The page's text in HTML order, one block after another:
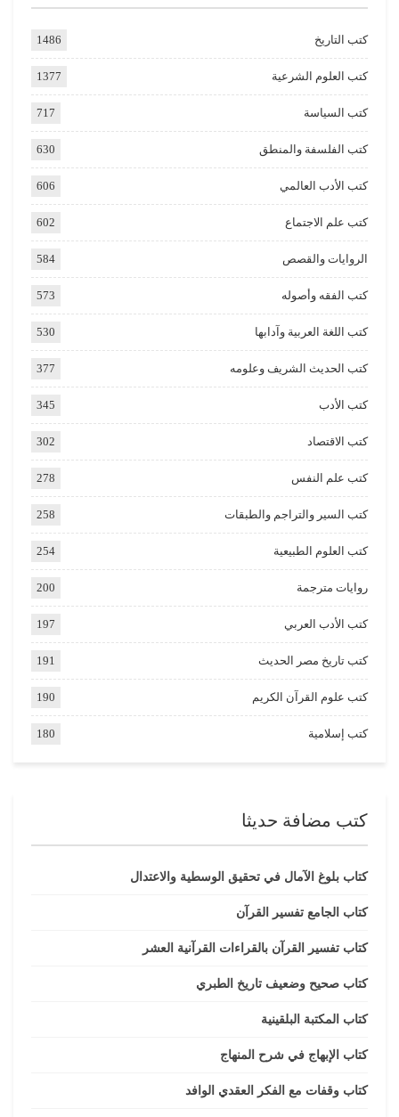
كتب التاريخ 1486
كتب العلوم الشرعية 1377
كتب السياسة 717
كتب الفلسفة والمنطق 630
كتب الأدب العالمي 606
كتب علم الاجتماع 602
الروايات والقصص 584
كتب الفقه وأصوله 573
كتب اللغة العربية وآدابها 530
كتب الحديث الشريف وعلومه 377
كتب الأدب 345
كتب الاقتصاد 302
كتب علم النفس 278
كتب السير والتراجم والطبقات 258
كتب العلوم الطبيعية 254
روايات مترجمة 200
كتب الأدب العربي 197
كتب تاريخ مصر الحديث 191
كتب علوم القرآن الكريم 190
كتب إسلامية 180
كتب مضافة حديثا
كتاب بلوغ الآمال في تحقيق الوسطية والاعتدال
كتاب الجامع تفسير القرآن
كتاب تفسير القرآن بالقراءات القرآنية العشر
كتاب صحيح وضعيف تاريخ الطبري
كتاب المكتبة البلقينية
كتاب الإبهاج في شرح المنهاج
كتاب وقفات مع الفكر العقدي الوافد